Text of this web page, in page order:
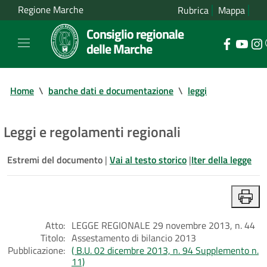
Regione Marche Rubrica Mappa
Consiglio regionale
delle Marche
Home \ banche dati e documentazione \ leggi
Leggi e regolamenti regionali
Estremi del documento | Vai al testo storico |Iter della legge
Atto: LEGGE REGIONALE 29 novembre 2013, n. 44
Titolo: Assestamento di bilancio 2013
Pubblicazione: ( B.U. 02 dicembre 2013, n. 94 Supplemento n.
11)